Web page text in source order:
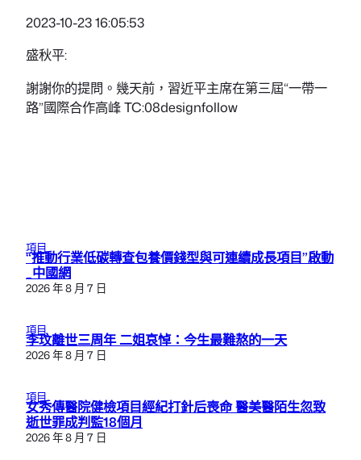
2023-10-23 16:05:53
盛秋平:
謝謝你的提問。幾天前，習近平主席在第三屆“一帶一
路”國際合作高峰 TC:08designfollow
項目
“推動行業低碳轉查包養價錢型與可連續成長項目”啟動
_中國網
2026 年 8 月 7 日
項目
李玟離世三周年 二姐哀悼：今生最難熬的一天
2026 年 8 月 7 日
項目
女秀傳醫院健檢項目經紀打針后喪命 醫美醫陌生忽致
逝世罪成判監18個月
2026 年 8 月 7 日